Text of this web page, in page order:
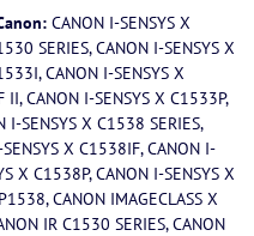
CANON I-SENSYS X
SERIES, CANON I-SENSYS X
CANON I-SENSYS X
CANON I-SENSYS X C1533P,
I-SENSYS X C1538 SERIES,
X C1538IF, CANON I-
X C1538P, CANON I-SENSYS X
CANON IMAGECLASS X
IR C1530 SERIES, CANON